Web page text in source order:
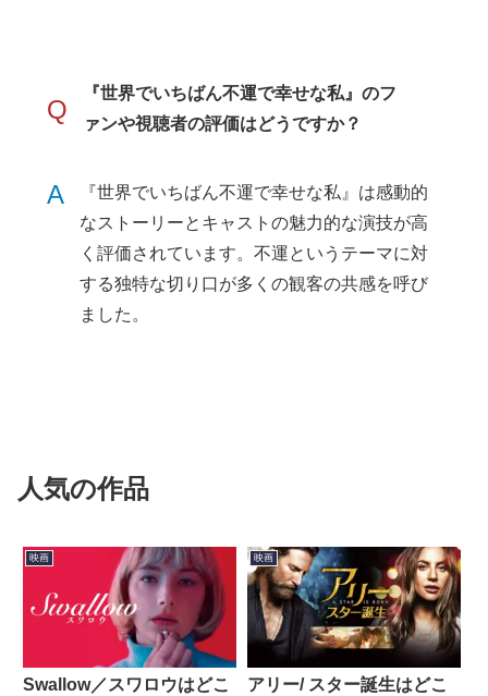
Q
『世界でいちばん不運で幸せな私』のフ
ァンや視聴者の評価はどうですか？
A
『世界でいちばん不運で幸せな私』は感動的
なストーリーとキャストの魅力的な演技が高
く評価されています。不運というテーマに対
する独特な切り口が多くの観客の共感を呼び
ました。
人気の作品
映画
Swallow／スワロウはどこ
映画
アリー/ スター誕生はどこ